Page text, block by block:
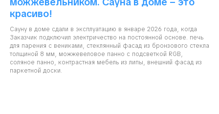
красиво!
Сауну в доме сдали в эксплуатацию в январе 2026 года, когда
Заказчик подключил электричество на постоянной основе. печь
для парения с вениками, стеклянный фасад из бронзового стекла
толщиной 8 мм, можжевеловое панно с подсветкой RGB,
соляное панно, контрастная мебель из липы, внешний фасад из
паркетной доски.